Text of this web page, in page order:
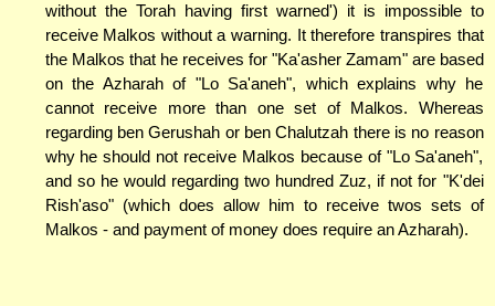
without the Torah having first warned') it is impossible to
receive Malkos without a warning. It therefore transpires that
the Malkos that he receives for "Ka'asher Zamam" are based
on the Azharah of "Lo Sa'aneh", which explains why he
cannot receive more than one set of Malkos. Whereas
regarding ben Gerushah or ben Chalutzah there is no reason
why he should not receive Malkos because of "Lo Sa'aneh",
and so he would regarding two hundred Zuz, if not for "K'dei
Rish'aso" (which does allow him to receive twos sets of
Malkos - and payment of money does require an Azharah).